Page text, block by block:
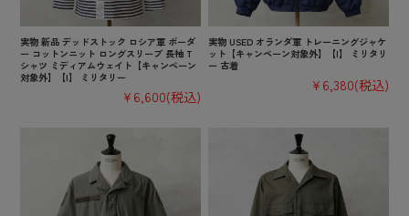
実物 新品 デッドストック ロシア軍 ボーダ
ー コットンニット ロングスリーブ 長袖 T
シャツ ミディアムウェイト【キャンペーン
対象外】【I】 ミリタリー
¥6,600(税込)
実物 USED オランダ軍 トレーニングジャケ
ット【キャンペーン対象外】【I】 ミリタリ
ー 古着
¥6,380(税込)